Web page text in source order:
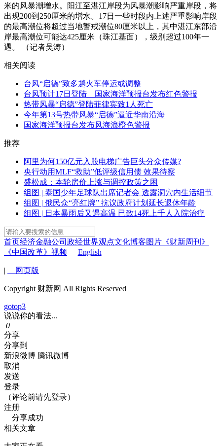
米的风暴潮增水。阳江至湛江岸段为风暴潮影响严重岸段，将
出现200到250厘米的增水。17日一些时段内上述严重影响岸段
的最高潮位将超过当地警戒潮位80厘米以上，其中湛江东部沿
岸最高潮位可能达425厘米（珠江基面），级别超过100年一
遇。 （记者吴涛）
相关阅读
台风“启德”致多趟火车停运或调整
台风预计17日登陆 国家海洋预报台发布红色警报
热带风暴“启德”登陆菲律宾致1人死亡
今年第13号热带风暴“启德”逼近华南沿海
国家海洋预报台发布风海浪橙色警报
推荐
阿里为何150亿元入股电梯广告巨头分众传媒?
央行动用MLF“救助”低评级信用债 效果待察
盛松成：本轮房价上涨与调控政策之困
组图 | 泰国少年足球队出席记者会 透露洞穴内生活细节
组图 | 俄民众“亮红牌” 抗议政府计划延长退休年龄
组图 | 日本暴雨后又遇高温 已致14死上千人入院治疗
首页经济金融公司 政经世界观点文化博客图片 《财新周刊》
《中国改革》 视频 English
| 网页版
Copyright 财新网 All Rights Reserved
gotop3
说说你的看法...
0
分享
分享到
新浪微博 腾讯微博
取消
发送
登录
（评论前请先登录）
注册
分享成功
相关文章